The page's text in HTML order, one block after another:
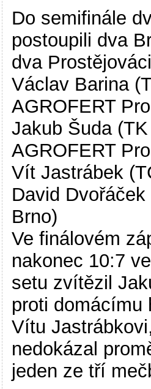
Do semifinále
postoupili dva
dva
Václav Barina
AGROFERT
Jakub Šuda (TK
AGROFERT
Vít Jastrábek
David Dvořáček
Brno)
Ve finálovém
nakonec 10:7
setu zvítězil
proti domácímu
Vítu
nedokázal
jeden ze tří